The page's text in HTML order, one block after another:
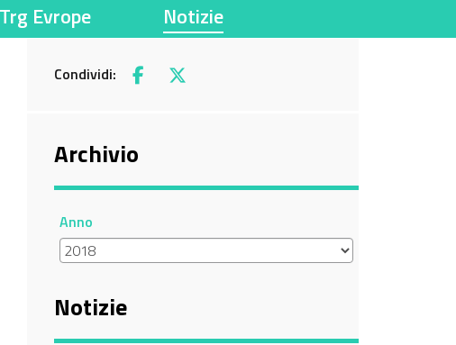
Evrope Notizie
Condividi: Facebook
X
Archivio
Anno
Notizie